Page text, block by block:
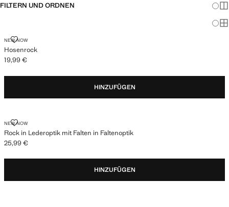
FILTERN UND ORDNEN
NEW NOW
Hosenrock
HOSENROCK
Aktueller Preis [19,99 € ]
19,99 €
HINZUFÜGEN
NEW NOW
Rock in Lederoptik mit Falten in Faltenoptik
ROCK IN LEDEROPTIK MIT FALTEN IN FALTENOPTIK
Aktueller Preis [25,99 € ]
25,99 €
HINZUFÜGEN